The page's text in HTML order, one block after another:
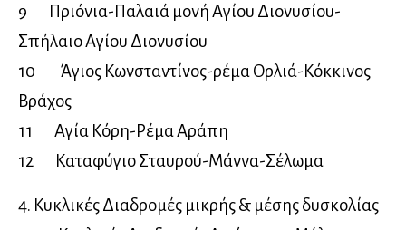
9 Πριόνια-Παλαιά μονή Αγίου Διονυσίου-
Σπήλαιο Αγίου Διονυσίου
10 Άγιος Κωνσταντίνος-ρέμα Ορλιά-Κόκκινος
Βράχος
11 Αγία Κόρη-Ρέμα Αράπη
12 Καταφύγιο Σταυρού-Μάννα-Σέλωμα
4. Κυκλικές Διαδρομές μικρής & μέσης δυσκολίας